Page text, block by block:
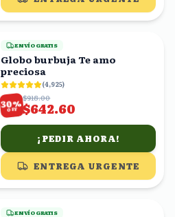
ENVÍO GRATIS
Globo burbuja Te amo
preciosa
(4,925)
30%
OFF
$918.00
$642.60
¡PEDIR AHORA!
ENTREGA URGENTE
ENVÍO GRATIS